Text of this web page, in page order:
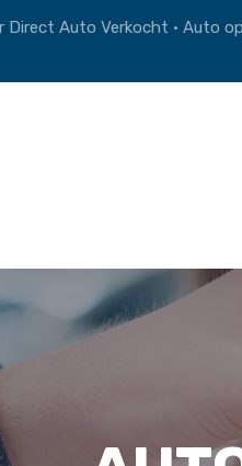
Direct Auto Verkocht • Auto